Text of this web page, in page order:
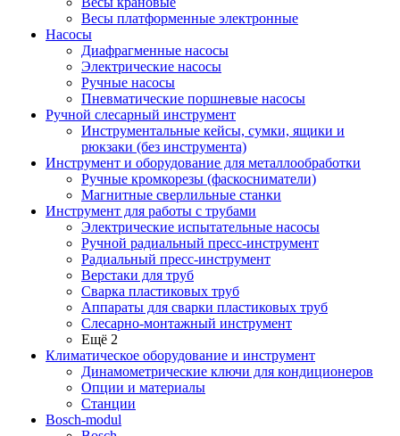
Весы платформенные электронные
Насосы
Диафрагменные насосы
Электрические насосы
Ручные насосы
Пневматические поршневые насосы
Ручной слесарный инструмент
Инструментальные кейсы, сумки, ящики и
рюкзаки (без инструмента)
Инструмент и оборудование для металлообработки
Ручные кромкорезы (фаскосниматели)
Магнитные сверлильные станки
Инструмент для работы с трубами
Электрические испытательные насосы
Ручной радиальный пресс-инструмент
Радиальный пресс-инструмент
Верстаки для труб
Сварка пластиковых труб
Аппараты для сварки пластиковых труб
Слесарно-монтажный инструмент
Ещё 2
Климатическое оборудование и инструмент
Динамометрические ключи для кондиционеров
Опции и материалы
Станции
Bosch-modul